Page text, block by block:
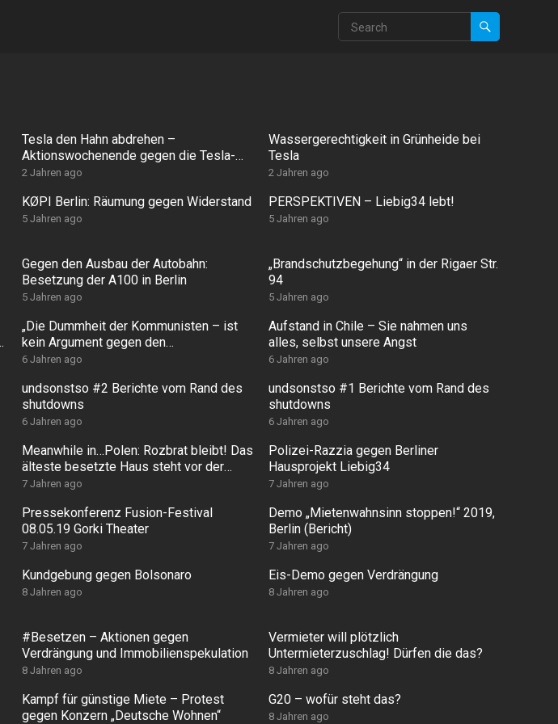
Tesla den Hahn abdrehen –
Aktionswochenende gegen die Tesla-
Gigafactory
2 Jahren ago
Wassergerechtigkeit in Grünheide bei
Tesla
2 Jahren ago
KØPI Berlin: Räumung gegen Widerstand
5 Jahren ago
PERSPEKTIVEN – Liebig34 lebt!
5 Jahren ago
Gegen den Ausbau der Autobahn:
Besetzung der A100 in Berlin
5 Jahren ago
„Brandschutzbegehung“ in der Rigaer Str.
94
5 Jahren ago
„Die Dummheit der Kommunisten – ist
kein Argument gegen den
Kommunismus“ (R. Schernikau 1990)
6 Jahren ago
Aufstand in Chile – Sie nahmen uns
alles, selbst unsere Angst
6 Jahren ago
undsonstso #2 Berichte vom Rand des
shutdowns
6 Jahren ago
undsonstso #1 Berichte vom Rand des
shutdowns
6 Jahren ago
Meanwhile in…Polen: Rozbrat bleibt! Das
älteste besetzte Haus steht vor der
Zwangsräumung
7 Jahren ago
Polizei-Razzia gegen Berliner
Hausprojekt Liebig34
7 Jahren ago
Pressekonferenz Fusion-Festival
08.05.19 Gorki Theater
7 Jahren ago
Demo „Mietenwahnsinn stoppen!“ 2019,
Berlin (Bericht)
7 Jahren ago
Kundgebung gegen Bolsonaro
8 Jahren ago
Eis-Demo gegen Verdrängung
8 Jahren ago
#Besetzen – Aktionen gegen
Verdrängung und Immobilienspekulation
8 Jahren ago
Vermieter will plötzlich
Untermieterzuschlag! Dürfen die das?
8 Jahren ago
Kampf für günstige Miete – Protest
gegen Konzern „Deutsche Wohnen“
G20 – wofür steht das?
8 Jahren ago